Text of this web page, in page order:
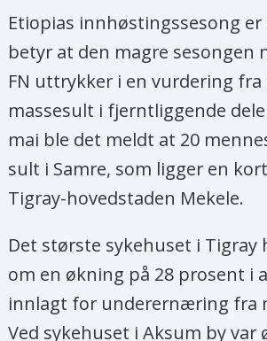
Etiopias innhøstingssesong er
betyr at den magre sesongen
FN uttrykker i en vurdering
massesult i fjerntliggende
mai ble det meldt at 20
sult i Samre, som ligger en
Tigray-hovedstaden Mekele.
Det største sykehuset i
om en økning på 28 prosent i
innlagt for underernæring fra
Ved sykehuset i Aksum by var